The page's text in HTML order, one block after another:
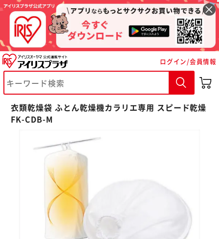
ログイン/会員情報
衣類乾燥袋 ふとん乾燥機カラリエ専用 スピード乾燥
FK-CDB-M